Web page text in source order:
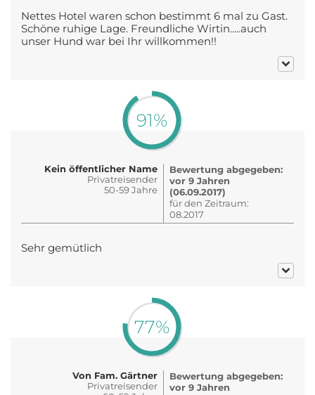
Nettes Hotel waren schon bestimmt 6 mal zu Gast.
Schöne ruhige Lage. Freundliche Wirtin.....auch
unser Hund war bei Ihr willkommen!!
91%
Kein öffentlicher Name
Privatreisender
50-59 Jahre
Bewertung abgegeben:
vor 9 Jahren
(06.09.2017)
für den Zeitraum:
08.2017
Sehr gemütlich
77%
Von Fam. Gärtner
Privatreisender
Bewertung abgegeben:
vor 9 Jahren